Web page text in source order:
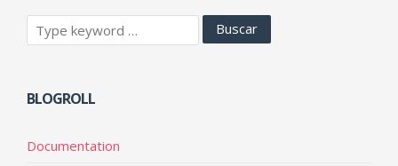
BLOGROLL
Documentation